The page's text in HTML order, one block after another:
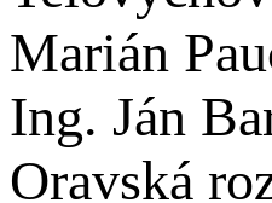
Marián
Ing. Ján
Oravská